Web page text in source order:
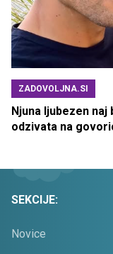
ZADOVOLJNA.SI
Njuna ljubezen
odzivata na
SEKCIJE:
Novice